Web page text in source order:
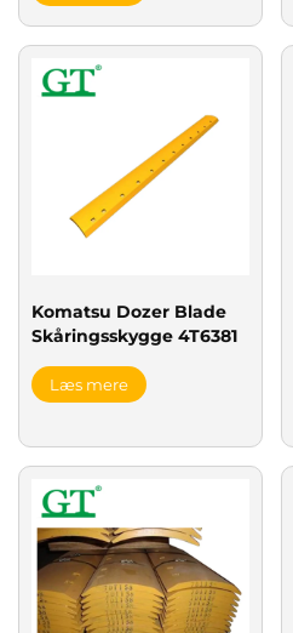
Komatsu Dozer Blade
Skåringsskygge 4T6381
Læs mere